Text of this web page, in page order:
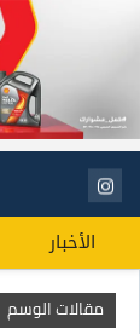
الأخبار
مقالات الوسم